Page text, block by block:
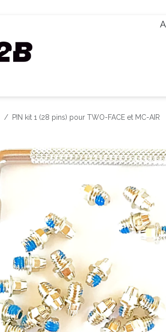
PIN kit 1 (28 pins) pour TWO-FACE et MC-AIR